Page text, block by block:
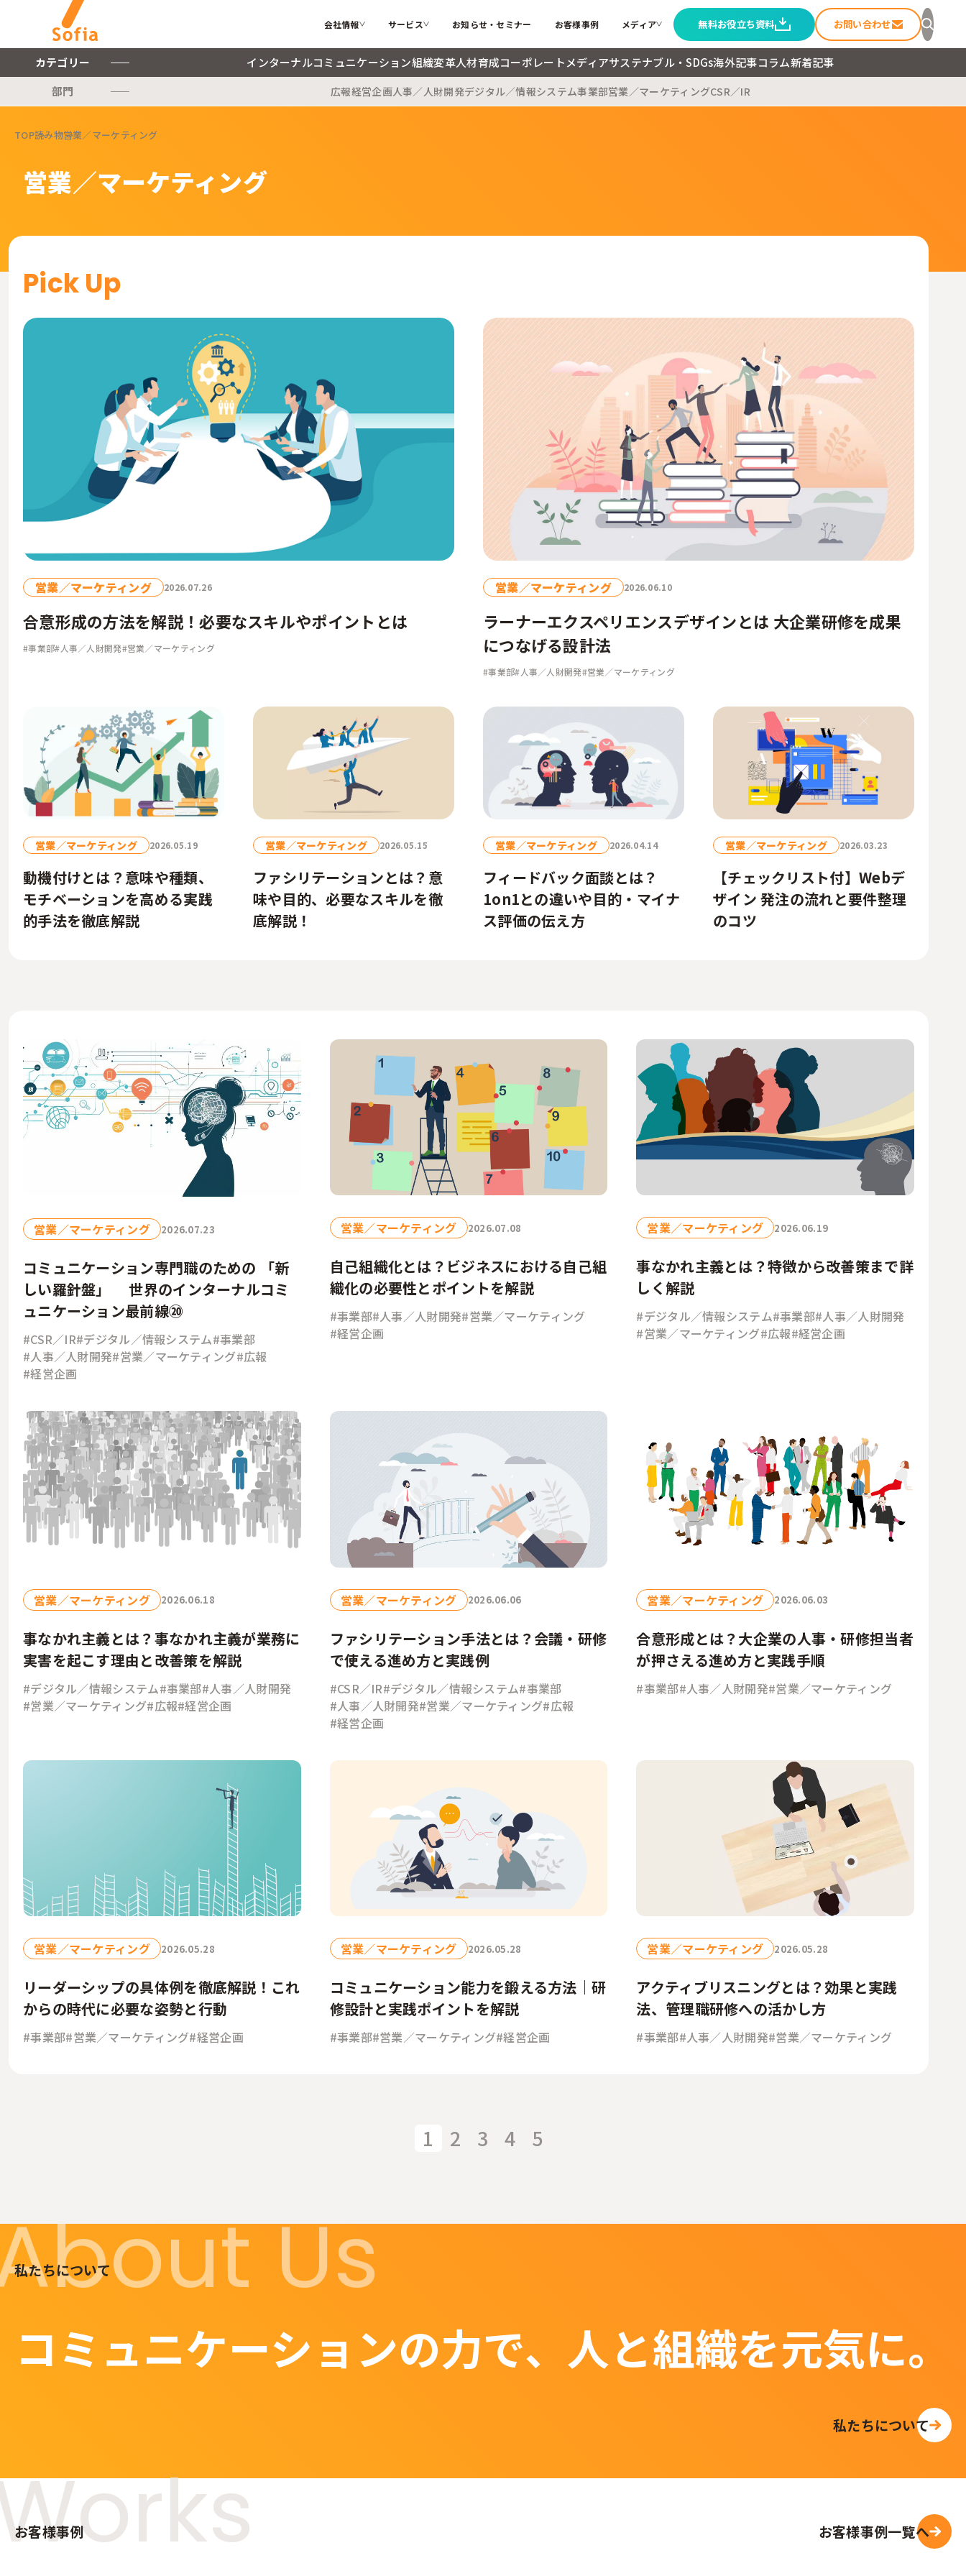
会社情報
ご紹介します。
ソフィアとは 代表メッセージ
サービス
サービスをご紹介します。
お知らせ・セミナー お客様事例 メディア
インターナルコミュニケーションに関連する記事をご紹介します。
カテゴリー
経営企画 人事／人財開発
デジタル／情報システム 事業部 営業／マーケティング
無料お役立ち資料 お問い合わせ
キーワードから探す
カテゴリー インターナルコミュニケーション組織変革人材育成コーポレートメディアサステナブル・SDGs海外記事コラム新着記事
部門
広報経営企画人事／人財開発デジタル／情報システム事業部営業／マーケティングCSR／IR
TOP読み物営業／マーケティング
営業／マーケティング
Pick Up
営業／マーケティング 2026.07.26
合意形成の方法を解説！必要なスキルやポイントとは
#事業部#人事／人財開発#営業／マーケティング
営業／マーケティング 2026.06.10
ラーナーエクスペリエンスデザインとは 大企業研修を成果
につなげる設計法
#事業部#人事／人財開発#営業／マーケティング
営業／マーケティング 2026.05.19
動機付けとは？意味や種類、
モチベーションを高める実践
的手法を徹底解説
営業／マーケティング 2026.05.15
ファシリテーションとは？意
味や目的、必要なスキルを徹
底解説！
営業／マーケティング 2026.04.14
フィードバック面談とは？
1on1との違いや目的・マイナ
ス評価の伝え方
営業／マーケティング 2026.03.23
【チェックリスト付】Webデ
ザイン 発注の流れと要件整理
のコツ
営業／マーケティング 2026.07.23
コミュニケーション専門職のための 「新
しい羅針盤」 世界のインターナルコミ
ュニケーション最前線⑳
#CSR／IR#デジタル／情報システム#事業部
#人事／人財開発#営業／マーケティング#広報
#経営企画
営業／マーケティング 2026.07.08
自己組織化とは？ビジネスにおける自己組
織化の必要性とポイントを解説
#事業部#人事／人財開発#営業／マーケティング
#経営企画
営業／マーケティング 2026.06.19
事なかれ主義とは？特徴から改善策まで詳
しく解説
#デジタル／情報システム#事業部#人事／人財開発
#営業／マーケティング#広報#経営企画
営業／マーケティング 2026.06.18
事なかれ主義とは？事なかれ主義が業務に
実害を起こす理由と改善策を解説
#デジタル／情報システム#事業部#人事／人財開発
#営業／マーケティング#広報#経営企画
営業／マーケティング 2026.06.06
ファシリテーション手法とは？会議・研修
で使える進め方と実践例
#CSR／IR#デジタル／情報システム#事業部
#人事／人財開発#営業／マーケティング#広報
#経営企画
営業／マーケティング 2026.06.03
合意形成とは？大企業の人事・研修担当者
が押さえる進め方と実践手順
#事業部#人事／人財開発#営業／マーケティング
営業／マーケティング 2026.05.28
リーダーシップの具体例を徹底解説！これ
からの時代に必要な姿勢と行動
#事業部#営業／マーケティング#経営企画
営業／マーケティング 2026.05.28
コミュニケーション能力を鍛える方法｜研
修設計と実践ポイントを解説
#事業部#営業／マーケティング#経営企画
営業／マーケティング 2026.05.28
アクティブリスニングとは？効果と実践
法、管理職研修への活かし方
#事業部#人事／人財開発#営業／マーケティング
1 2 3 4 5
Us
私たちについて
コミュニケーションの力で、人と組織を元気に。
私たちについて
お客様事例 お客様事例一覧へ